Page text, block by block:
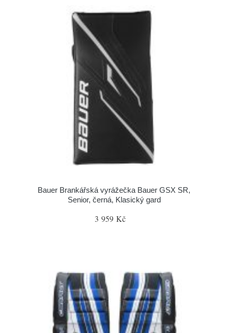
Bauer Brankářská vyrážečka Bauer GSX SR,
Senior, černá, Klasický gard
3 959 Kč